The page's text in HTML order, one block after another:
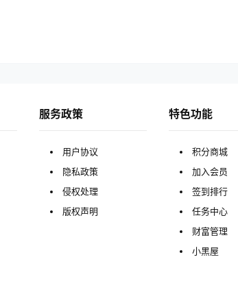
服务政策
用户协议
隐私政策
侵权处理
版权声明
特色功能
积分商城
加入会员
签到排行
任务中心
财富管理
小黑屋